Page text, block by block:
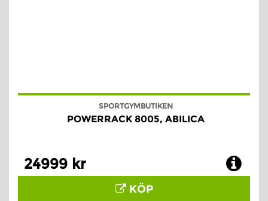
SPORTGYMBUTIKEN
POWERRACK 8005, ABILICA
24999 kr
KÖP